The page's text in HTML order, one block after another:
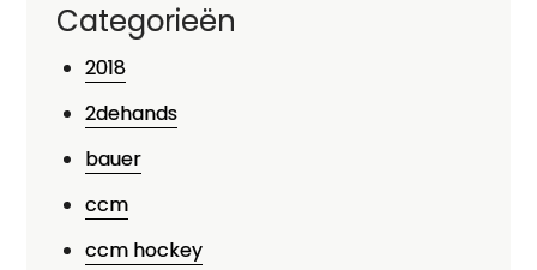
Categorieën
2018
2dehands
bauer
ccm
ccm hockey